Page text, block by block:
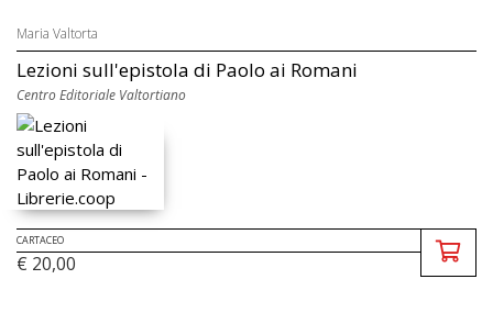
Maria Valtorta
Lezioni sull'epistola di Paolo ai Romani
Centro Editoriale Valtortiano
CARTACEO
€ 20,00